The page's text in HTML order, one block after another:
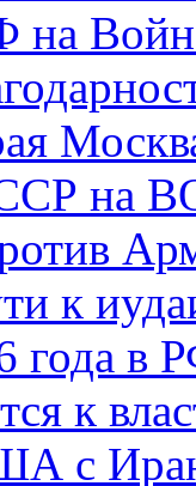
на
на
к
года в
к
с